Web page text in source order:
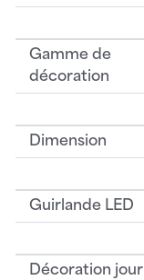
Gamme de
décoration
Dimension
Guirlande LED
Décoration jour